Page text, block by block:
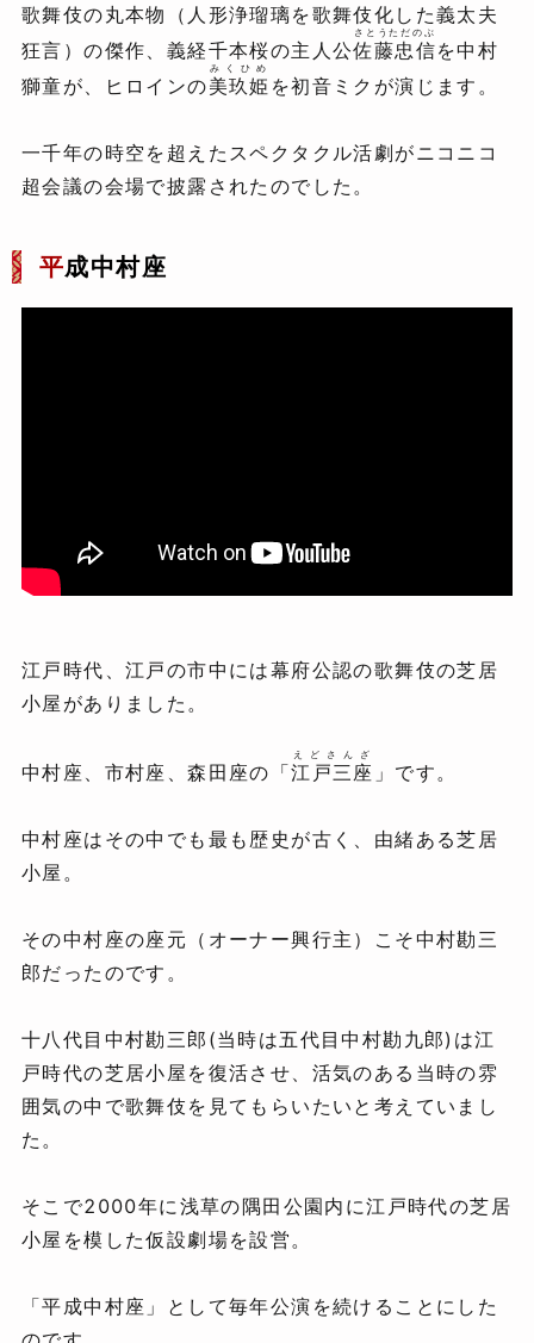
歌舞伎の丸本物（人形浄瑠璃を歌舞伎化した義太夫
狂言）の傑作、義経千本桜の主人公佐藤忠信
さとうただのぶ
を中村
獅童が、ヒロインの美玖姫
みくひめ
を初音ミクが演じます。
一千年の時空を超えたスペクタクル活劇がニコニコ
超会議の会場で披露されたのでした。
平成中村座
江戸時代、江戸の市中には幕府公認の歌舞伎の芝居
小屋がありました。
中村座、市村座、森田座の「江戸三座
えどさんざ
」です。
中村座はその中でも最も歴史が古く、由緒ある芝居
小屋。
その中村座の座元（オーナー興行主）こそ中村勘三
郎だったのです。
十八代目中村勘三郎(当時は五代目中村勘九郎)は江
戸時代の芝居小屋を復活させ、活気のある当時の雰
囲気の中で歌舞伎を見てもらいたいと考えていまし
た。
そこで2000年に浅草の隅田公園内に江戸時代の芝居
小屋を模した仮設劇場を設営。
「平成中村座」として毎年公演を続けることにした